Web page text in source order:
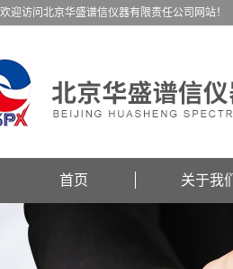
欢迎访问北京华盛谱信仪器有限责任公司网站！
首页 关于我们